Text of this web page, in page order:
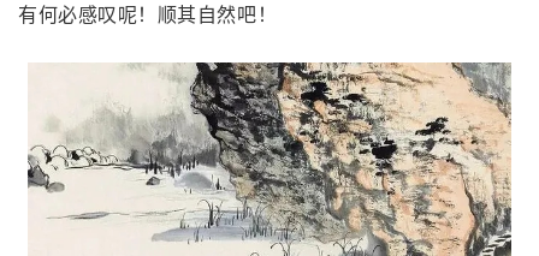
有何必感叹呢！顺其自然吧！